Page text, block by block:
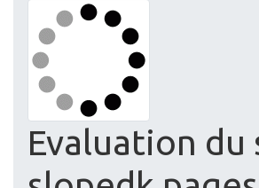
Evaluation du